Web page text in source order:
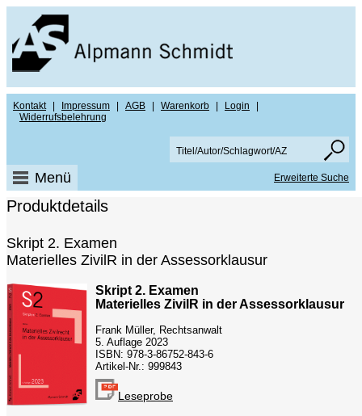
Kontakt Impressum AGB Warenkorb Login
Widerrufsbelehrung
Menü Erweiterte Suche
Produktdetails
Skript 2. Examen
Materielles ZivilR in der Assessorklausur
Skript 2. Examen
Materielles ZivilR in der Assessorklausur
Frank Müller, Rechtsanwalt
5. Auflage 2023
ISBN: 978-3-86752-843-6
Artikel-Nr.: 999843
Leseprobe